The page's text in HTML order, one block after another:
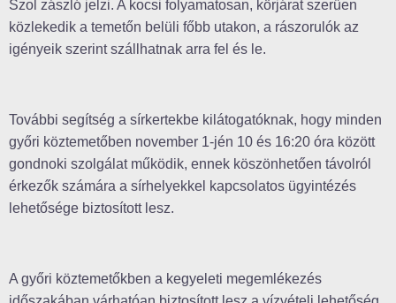
Szol zászló jelzi. A kocsi folyamatosan, körjárat szerűen
közlekedik a temetőn belüli főbb utakon, a rászorulók az
igényeik szerint szállhatnak arra fel és le.
További segítség a sírkertekbe kilátogatóknak, hogy minden
győri köztemetőben november 1-jén 10 és 16:20 óra között
gondnoki szolgálat működik, ennek köszönhetően távolról
érkezők számára a sírhelyekkel kapcsolatos ügyintézés
lehetősége biztosított lesz.
A győri köztemetőkben a kegyeleti megemlékezés